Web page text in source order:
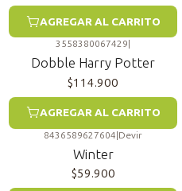
AGREGAR AL CARRITO
3558380067429
Dobble Harry Potter
$114.900
AGREGAR AL CARRITO
8436589627604|Devir
Winter
$59.900